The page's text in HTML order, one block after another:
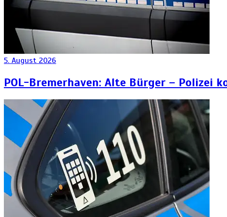
5. August 2026
POL-Bremerhaven: Alte Bürger –